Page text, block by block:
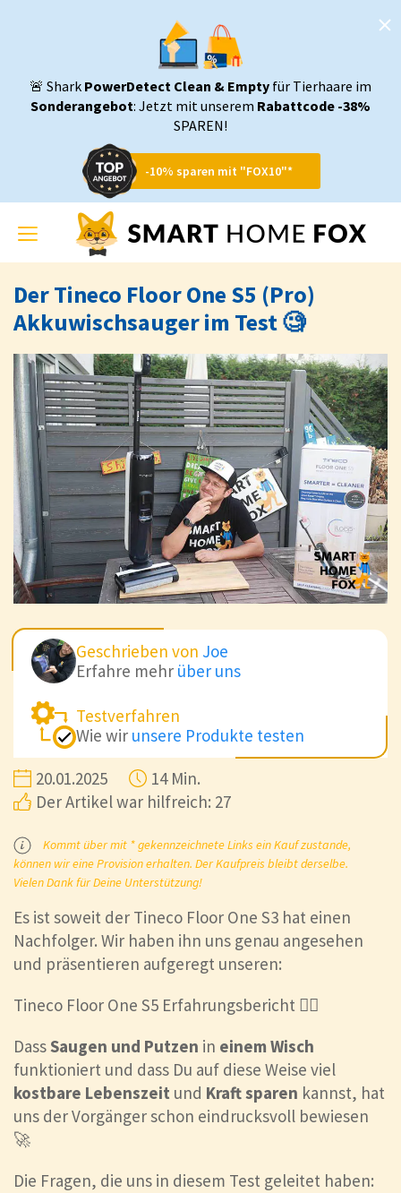
🚨 Shark PowerDetect Clean & Empty für Tierhaare im
Sonderangebot: Jetzt mit unserem Rabattcode -38%
SPAREN!
-10% sparen mit "FOX10"*
Toggle
navigation
Der Tineco Floor One S5 (Pro)
Akkuwischsauger im Test 🧐
Geschrieben von Joe
Erfahre mehr über uns
Testverfahren
Wie wir unsere Produkte testen
20.01.2025
14 Min.
Der Artikel war hilfreich: 27
Kommt über mit * gekennzeichnete Links ein Kauf zustande,
können wir eine Provision erhalten. Der Kaufpreis bleibt derselbe.
Vielen Dank für Deine Unterstützung!
Es ist soweit der Tineco Floor One S3 hat einen
Nachfolger. Wir haben ihn uns genau angesehen
und präsentieren aufgeregt unseren:
Tineco Floor One S5 Erfahrungsbericht 🙆‍♀️
DassSaugen und Putzen in einem Wisch
funktioniert und dass Du auf diese Weise viel
kostbare Lebenszeit und Kraftsparen kannst, hat
uns der Vorgänger schon eindrucksvoll bewiesen
🚀
Die Fragen, die uns in diesem Test geleitet haben: